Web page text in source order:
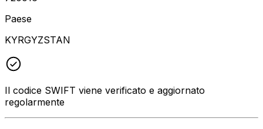
Paese
KYRGYZSTAN
Il codice SWIFT viene verificato e aggiornato
regolarmente